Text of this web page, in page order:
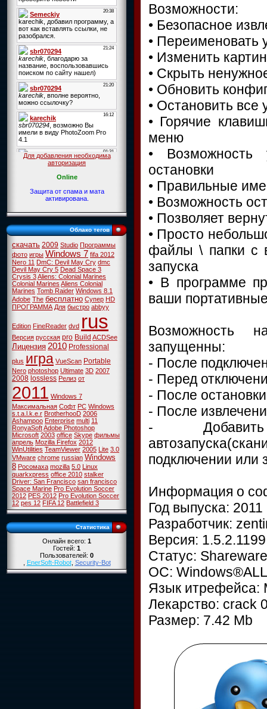
Для добавления необходима
авторизация
Online
Защита от спама и мата
активирована.
Облако тегов
скачать 2009 Studio Программы
фото игры Windows 7 fifa 2012
Nero 11 DmC: Devil May Cry dmc
Devil May Cry 5 Dead Space 3
Crysis 3Aliens: Colonial Marines
Colonial MarinesAliens Colonial
Marines Tomb Raider Windows 8.1
Adobe The бесплатно Супер HD
ПРОГРАММА Для быстро abbyy
Edition FineReader dvd rus
Версия русская pro BuildACDSee
Лицензия 2010 Professional
plus игра VueScan Portable
Nero photoshop Ultimate 3D 2007
2008 lossless Релиз от
2011 Windows 7
Максимальная Софт PC Windows
s.t.a.l.k.e.r BrotherhooD 2006
Ashampoo Enterprise multi 11
RonyaSoftAdobe Photoshop
Microsoft 2003 office Skype фильмы
апрель Mozilla Firefox 2012
WinUtilities TeamViewer 2005 Lite 3.0
VMware chrome russian Windows
8 Росомаха mozilla 5.0 Linux
quarkxpress office 2010 stalker
Driver: San Francisco san francisco
Space Marine Pro Evolution Soccer
2012 PES 2012 Pro Evolution Soccer
12 pes 12 FIFA 12 Battlefield 3
Статистика
Онлайн всего:1
Гостей:1
Пользователей:0
,EnerSoft-Robot,Security-Bot
Возможности:
• Безопасное
• Переименовать
• Изменить
• Скрыть
• Обновить
• Остановить все
• Горячие
меню
•
остановки
• Правильные
• Возможность
• Позволяет
• Просто
файлы \ папки с
запуска
• В программе
ваши
Возможность
запущенны:
- После
- Перед
- После
- После
- Добавить
подключении или
Информация о
Год выпуска: 2011
Разработчик:
Версия: 1.5.2.1199
Статус: Shareware
ОС: Windows®ALL
Язык итрефейса:
Лекарство: crack
Размер: 7.42 Mb